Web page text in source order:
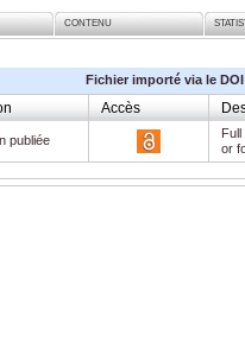
CONTENU
Fichier importé via le DOI
Accès
publiée
or